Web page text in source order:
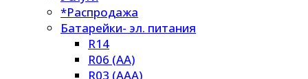
*Распродажа
Батарейки- эл. питания
R14
R06 (AA)
R03 (AAA)